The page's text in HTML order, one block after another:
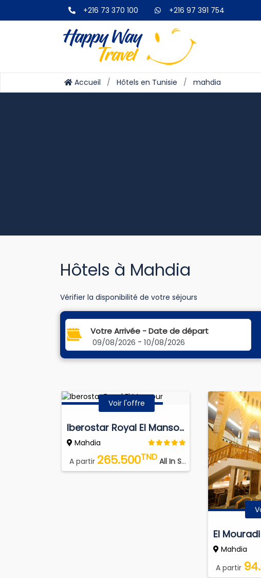
+216 73 370 100 +216 97 391 754
Accueil Hôtels en Tunisie mahdia
Hôtels à Mahdia
Vérifier la disponibilité de votre séjours
Votre Arrivée - Date de départ
09/08/2026 - 10/08/2026
Voir l'offre
Iberostar Royal El Mansour
Mahdia
A partir 265.500TND All In Soft
El
Mahdia
A partir